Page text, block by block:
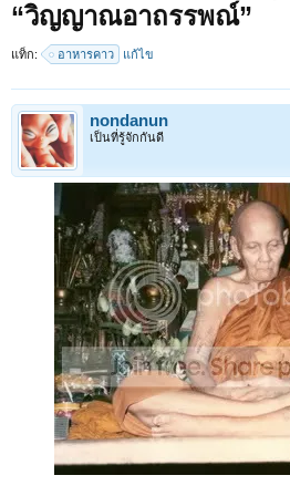
“วิญญาณอาถรรพณ์”
แท็ก: อาหารคาว แก้ไข
nondanun
เป็นที่รู้จักกันดี